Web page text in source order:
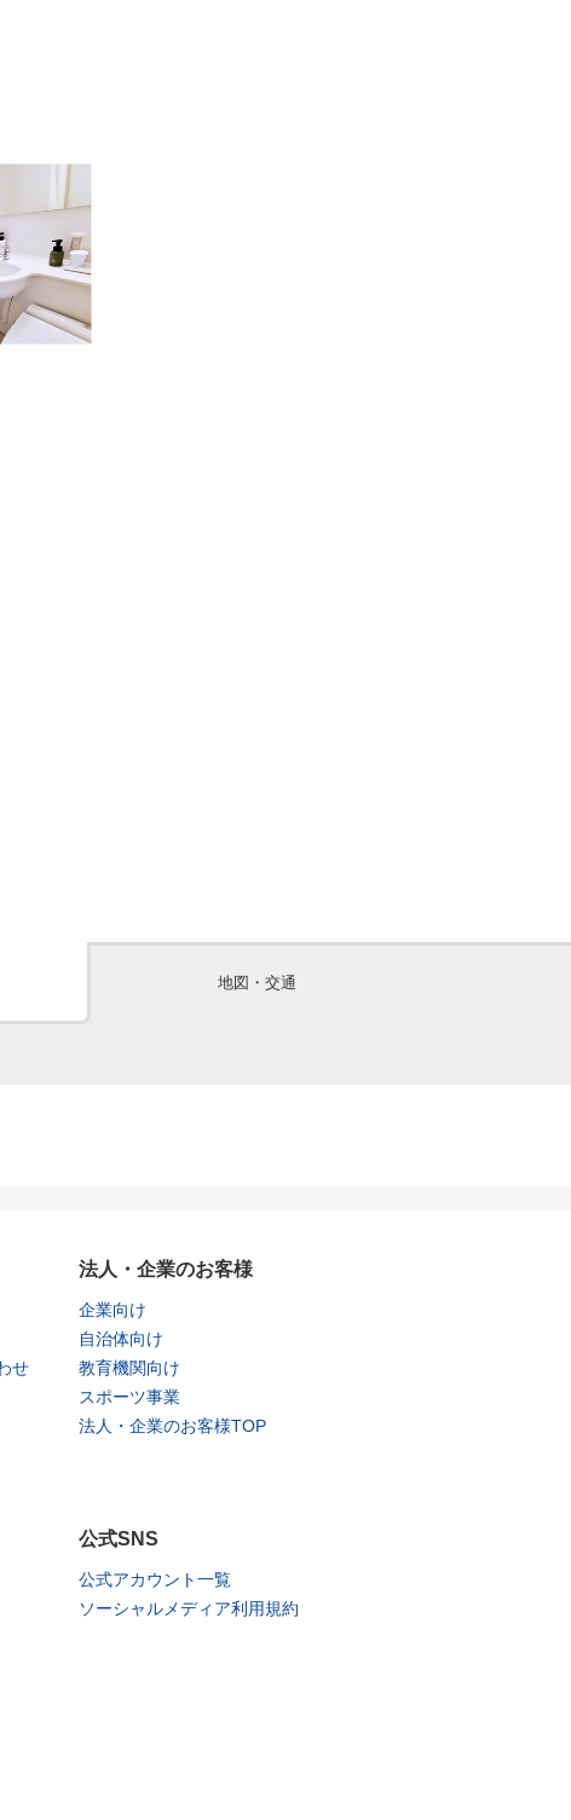
地図・交通
せ
法人・企業のお客様
企業向け
自治体向け
教育機関向け
スポーツ事業
法人・企業のお客様TOP
公式SNS
公式アカウント一覧
ソーシャルメディア利用規約